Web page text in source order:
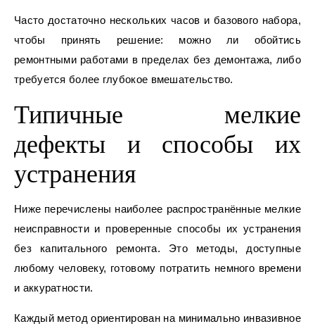
Часто достаточно нескольких часов и базового набора,
чтобы принять решение: можно ли обойтись
ремонтными работами в пределах без демонтажа, либо
требуется более глубокое вмешательство.
Типичные мелкие
дефекты и способы их
устранения
Ниже перечислены наиболее распространённые мелкие
неисправности и проверенные способы их устранения
без капитального ремонта. Это методы, доступные
любому человеку, готовому потратить немного времени
и аккуратности.
Каждый метод ориентирован на минимально инвазивное